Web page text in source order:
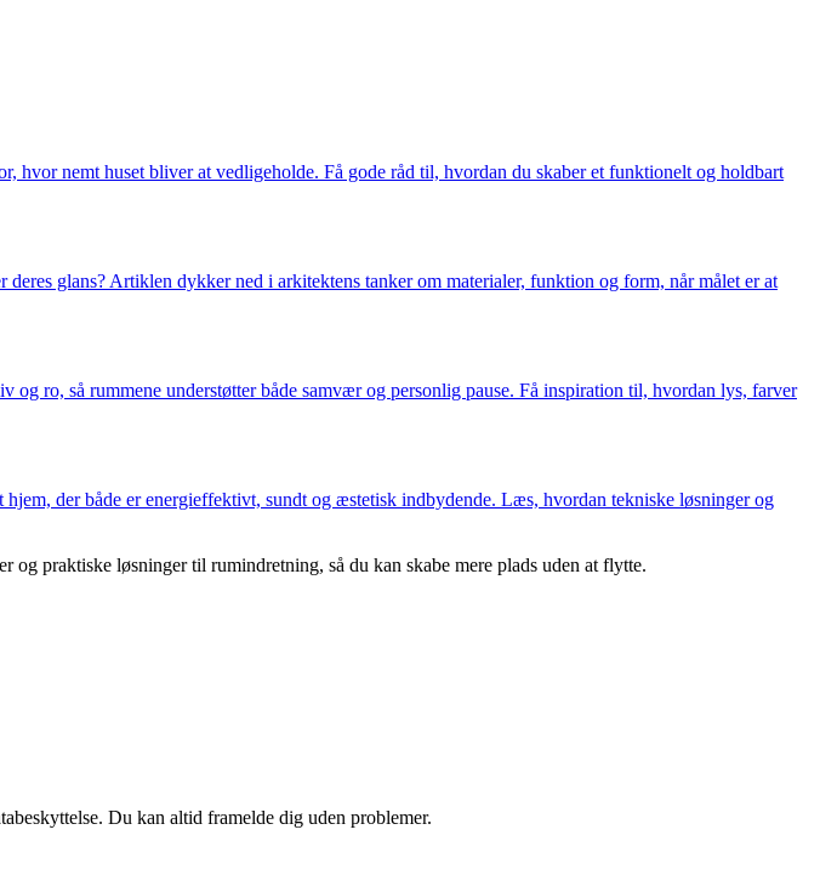
nemt huset bliver at vedligeholde. Få gode råd til, hvordan du skaber et funktionelt og holdbart
glans? Artiklen dykker ned i arkitektens tanker om materialer, funktion og form, når målet er at
ro, så rummene understøtter både samvær og personlig pause. Få inspiration til, hvordan lys, farver
der både er energieffektivt, sundt og æstetisk indbydende. Læs, hvordan tekniske løsninger og
praktiske løsninger til rumindretning, så du kan skabe mere plads uden at flytte.
Du kan altid framelde dig uden problemer.